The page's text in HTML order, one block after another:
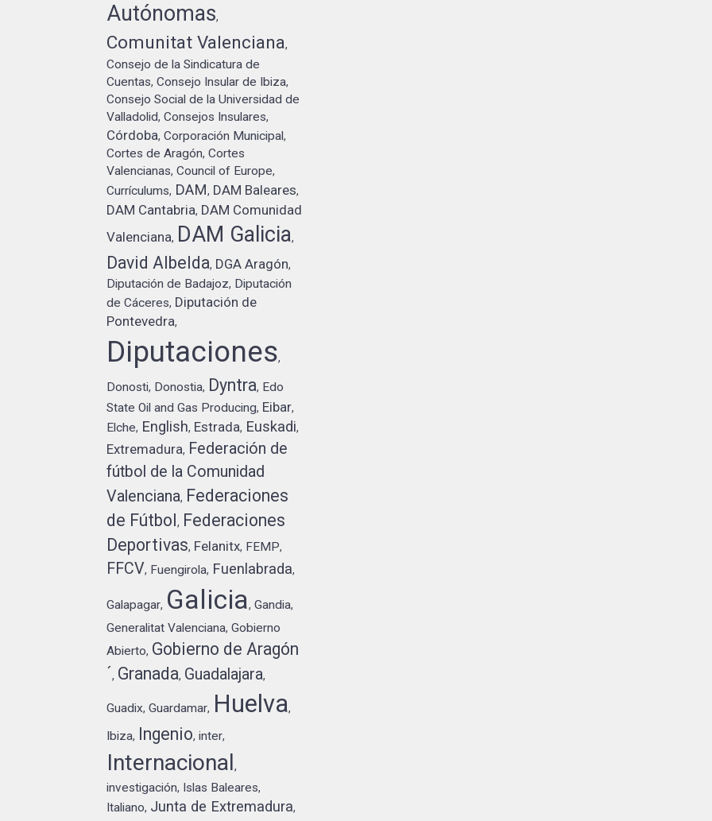
Autónomas,
Comunitat Valenciana,
Consejo de la Sindicatura de
Cuentas,Consejo Insular de Ibiza,
Consejo Social de la Universidad de
Valladolid,Consejos Insulares,
Córdoba,Corporación Municipal,
Cortes de Aragón,Cortes
Valencianas,Council of Europe,
Currículums, DAM, DAM Baleares,
DAM Cantabria, DAM Comunidad
Valenciana, DAM Galicia,
David Albelda, DGA Aragón,
Diputación de Badajoz, Diputación
de Cáceres, Diputación de
Pontevedra,
Diputaciones,
Donosti, Donostia, Dyntra, Edo
State Oil and Gas Producing, Eibar,
Elche, English, Estrada, Euskadi,
Extremadura, Federación de
fútbol de la Comunidad
Valenciana, Federaciones
de Fútbol, Federaciones
Deportivas, Felanitx, FEMP,
FFCV, Fuengirola, Fuenlabrada,
Galapagar, Galicia,Gandia,
Generalitat Valenciana,Gobierno
Abierto, Gobierno de Aragón
´, Granada, Guadalajara,
Guadix,Guardamar, Huelva,
Ibiza, Ingenio,inter,
Internacional,
investigación, Islas Baleares,
Italiano, Junta de Extremadura,